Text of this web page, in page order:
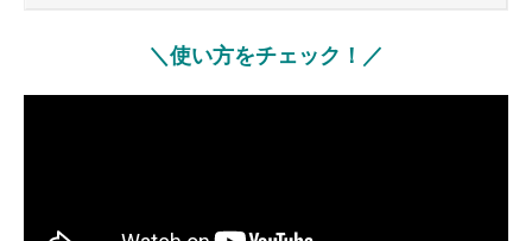
＼使い方をチェック！／